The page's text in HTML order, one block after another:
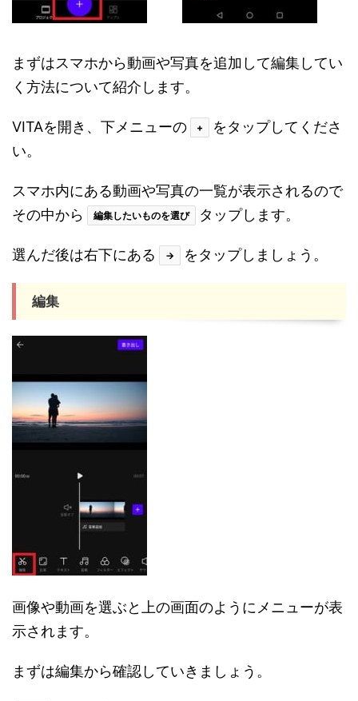
まずはスマホから動画や写真を追加して編集してい
く方法について紹介します。
VITAを開き、下メニューの +
をタップしてくださ
い。
スマホ内にある動画や写真の一覧が表示されるので
その中から
編集したいものを選び タップします。
選んだ後は右下にある → をタップしましょう。
編集
画像や動画を選ぶと上の画面のようにメニューが表
示されます。
まずは編集から確認していきましょう。